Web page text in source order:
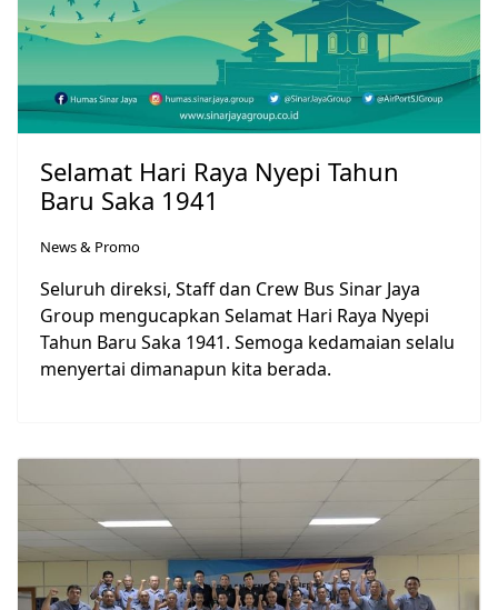
Selamat Hari Raya Nyepi Tahun
Baru Saka 1941
News & Promo
Seluruh direksi, Staff dan Crew Bus Sinar Jaya
Group mengucapkan Selamat Hari Raya Nyepi
Tahun Baru Saka 1941. Semoga kedamaian selalu
menyertai dimanapun kita berada.